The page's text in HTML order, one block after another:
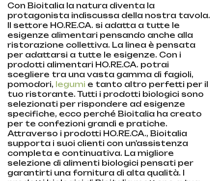
Con Bioitalia la natura diventa la
protagonista indiscussa della nostra tavola.
Il settore HO.RE.CA. si adatta a tutte le
esigenze alimentari pensando anche alla
ristorazione collettiva. La linea è pensata
per adattarsi a tutte le esigenze. Con i
prodotti alimentari HO.RE.CA. potrai
scegliere tra una vasta gamma di fagioli,
pomodori, legumi e tanto altro perfetti per il
tuo ristorante. Tutti i prodotti biologici sono
selezionati per rispondere ad esigenze
specifiche, ecco perché Bioitalia ha creato
per te confezioni grandi e pratiche.
Attraverso i prodotti HO.RE.CA., Bioitalia
supporta i suoi clienti con un'assistenza
completa e continuativa. La migliore
selezione di alimenti biologici pensati per
garantirti una fornitura di alta qualità. I